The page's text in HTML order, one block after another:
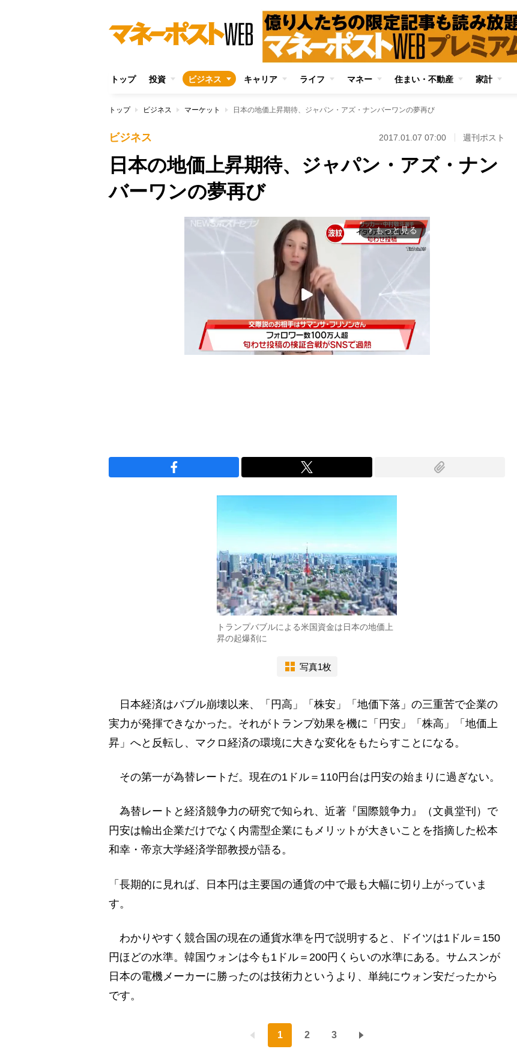
トップ 投資 ビジネス キャリア ライフ マネー 住まい・不動産 家計
トップ ビジネス マーケット 日本の地価上昇期待、ジャパン・アズ・ナンバーワンの夢再び
ビジネス 2017.01.07 07:00 週刊ポスト
日本の地価上昇期待、ジャパン・アズ・ナン
バーワンの夢再び
arrow_forward_ios もっと見る
トランプバブルによる米国資金は日本の地価上
昇の起爆剤に
写真1枚
日本経済はバブル崩壊以来、「円高」「株安」「地価下落」の三重苦で企業の
実力が発揮できなかった。それがトランプ効果を機に「円安」「株高」「地価上
昇」へと反転し、マクロ経済の環境に大きな変化をもたらすことになる。
その第一が為替レートだ。現在の1ドル＝110円台は円安の始まりに過ぎない。
為替レートと経済競争力の研究で知られ、近著『国際競争力』（文眞堂刊）で
円安は輸出企業だけでなく内需型企業にもメリットが大きいことを指摘した松本
和幸・帝京大学経済学部教授が語る。
「長期的に見れば、日本円は主要国の通貨の中で最も大幅に切り上がっていま
す。
わかりやすく競合国の現在の通貨水準を円で説明すると、ドイツは1ドル＝150
円ほどの水準。韓国ウォンは今も1ドル＝200円くらいの水準にある。サムスンが
日本の電機メーカーに勝ったのは技術力というより、単純にウォン安だったから
です。
1 2 3